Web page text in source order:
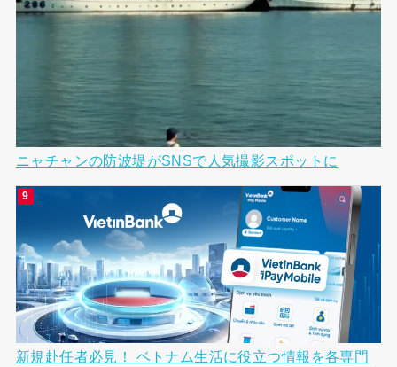
ニャチャンの防波堤がSNSで人気撮影スポットに
新規赴任者必見！ ベトナム生活に役立つ情報を各専門